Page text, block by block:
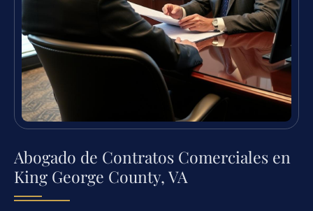
Abogado de Contratos Comerciales en
King George County, VA